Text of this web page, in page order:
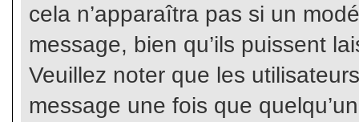
cela n’apparaîtra pas si un
message, bien qu’ils puissent
Veuillez noter que les
message une fois que